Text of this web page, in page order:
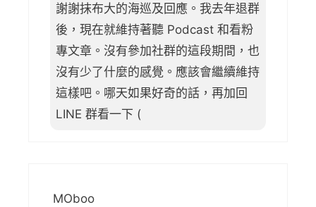
謝謝抹布大的海巡及回應。我去年退群
後，現在就維持著聽 Podcast 和看粉
專文章。沒有參加社群的這段期間，也
沒有少了什麼的感覺。應該會繼續維持
這樣吧。哪天如果好奇的話，再加回
LINE 群看一下 (
MOboo